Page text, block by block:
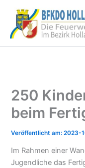
Inhalt
springen
250
beim
2023-
Im Rahmen einer
Jugendliche das